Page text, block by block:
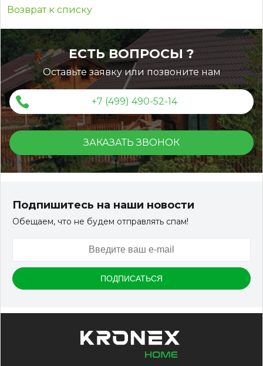
Возврат к списку
ЕСТЬ ВОПРОСЫ ?
Оставьте заявку или позвоните нам
+7 (499) 490-52-14
ЗАКАЗАТЬ ЗВОНОК
Подпишитесь на наши новости
Обещаем, что не будем отправлять спам!